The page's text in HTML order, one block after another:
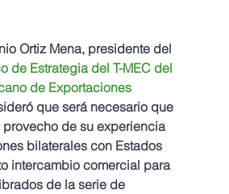
Ortiz Mena, presidente del
de Estrategia del T-MEC del
de Exportaciones
que será necesario que
de su experiencia
bilaterales con Estados
intercambio comercial para
de la serie de